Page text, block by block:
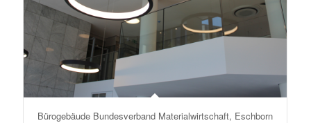
Bürogebäude Bundesverband Materialwirtschaft, Eschborn